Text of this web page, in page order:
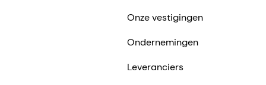
Onze vestigingen
Ondernemingen
Leveranciers